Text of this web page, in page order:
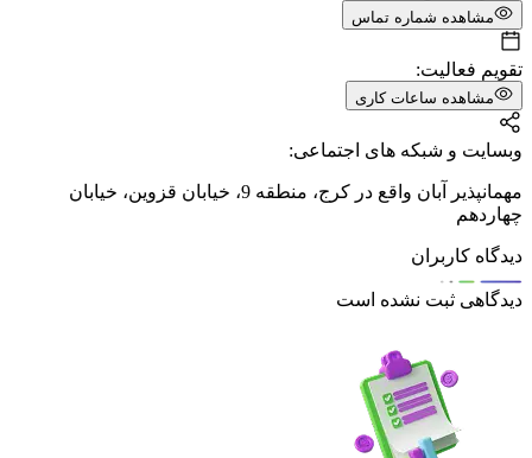
مشاهده شماره تماس
تقویم فعالیت:
مشاهده ساعات کاری
وبسایت و شبکه های اجتماعی:
مهمانپذیر آبان واقع در کرج، منطقه 9، خیابان قزوین، خیابان
چهاردهم
دیدگاه کاربران
دیدگاهی ثبت نشده است